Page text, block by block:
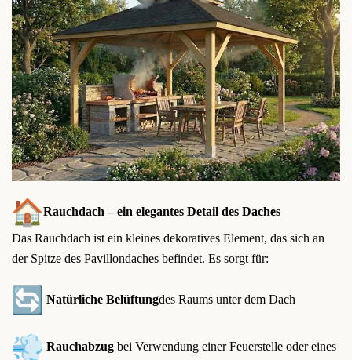
Rauchdach – ein elegantes Detail des Daches
Das Rauchdach ist ein kleines dekoratives Element, das sich an
der Spitze des Pavillondaches befindet. Es sorgt für:
Natürliche Belüftungdes Raums unter dem Dach
Rauchabzug bei Verwendung einer Feuerstelle oder eines